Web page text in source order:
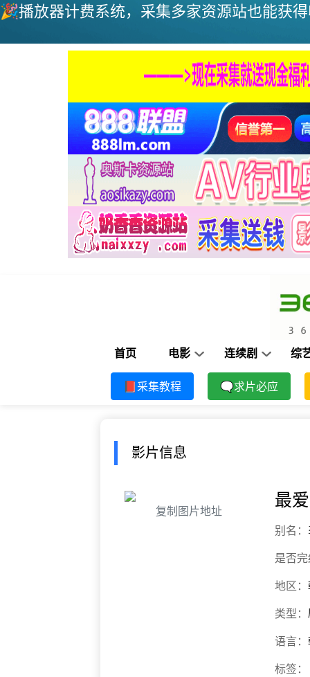
🎉播放器计费系统，采集多家资源站也能获
首页 电影 连续剧 综
📕采集教程 🗨求片必应
影片信息
复制图片地址
最
别名：
是否
地区：
类型：
语言：
标签：